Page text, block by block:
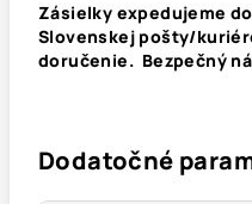
Zásielky expedujeme
Slovenskej pošty/
doručenie. Bezpečný
Dodatočné